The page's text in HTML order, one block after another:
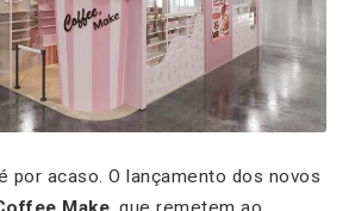
por acaso. O lançamento dos novos